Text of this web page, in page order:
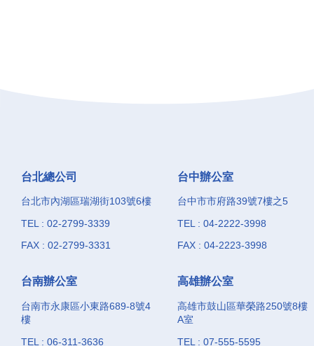
台北總公司
台北市內湖區瑞湖街103號6樓
TEL : 02-2799-3339
FAX : 02-2799-3331
台中辦公室
台中市市府路39號7樓之5
TEL : 04-2222-3998
FAX : 04-2223-3998
台南辦公室
台南市永康區小東路689-8號4
樓
TEL : 06-311-3636
高雄辦公室
高雄市鼓山區華榮路250號8樓
A室
TEL : 07-555-5595